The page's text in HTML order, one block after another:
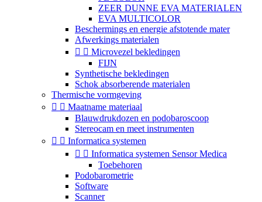
ZEER DUNNE EVA MATERIALEN
EVA MULTICOLOR
Beschermings en energie afstotende mater
Afwerkings materialen
  Microvezel bekledingen
FIJN
Synthetische bekledingen
Schok absorberende materialen
Thermische vormgeving
  Maatname materiaal
Blauwdrukdozen en podobaroscoop
Stereocam en meet instrumenten
  Informatica systemen
  Informatica systemen Sensor Medica
Toebehoren
Podobarometrie
Software
Scanner